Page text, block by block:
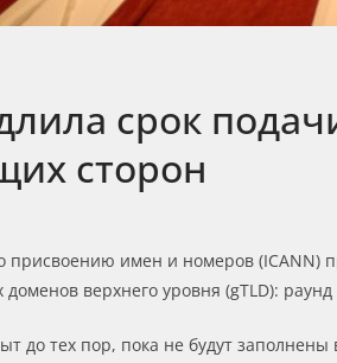
срок
сторон
имен и номеров (ICANN)
верхнего уровня (gTLD): раунд
до тех пор, пока не будут заполнены